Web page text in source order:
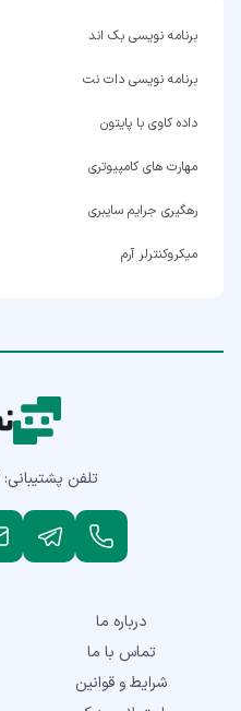
برنامه نویسی بک اند
برنامه نویسی دات نت
داده کاوی با پایتون
مهارت های کامپیوتری
رهگیری جرایم سایبری
میکروکنترلر آرم
تلفن پشتیبانی:
درباره ما
تماس با ما
شرایط و قوانین